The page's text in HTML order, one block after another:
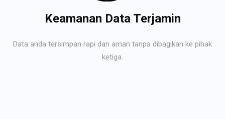
Keamanan Data Terjamin
Data anda tersimpan rapi dan aman tanpa dibagikan ke pihak
ketiga.